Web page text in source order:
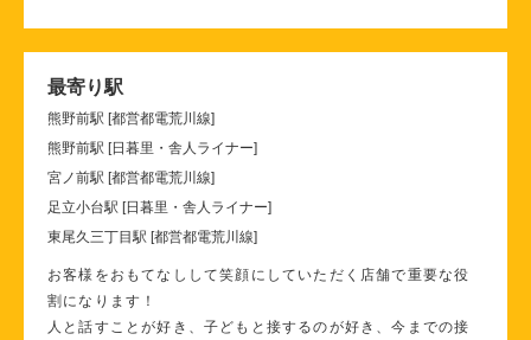
最寄り駅
熊野前駅 [都営都電荒川線]
熊野前駅 [日暮里・舎人ライナー]
宮ノ前駅 [都営都電荒川線]
足立小台駅 [日暮里・舎人ライナー]
東尾久三丁目駅 [都営都電荒川線]
お客様をおもてなしして笑顔にしていただく店舗で重要な役
割になります！
人と話すことが好き、子どもと接するのが好き、今までの接